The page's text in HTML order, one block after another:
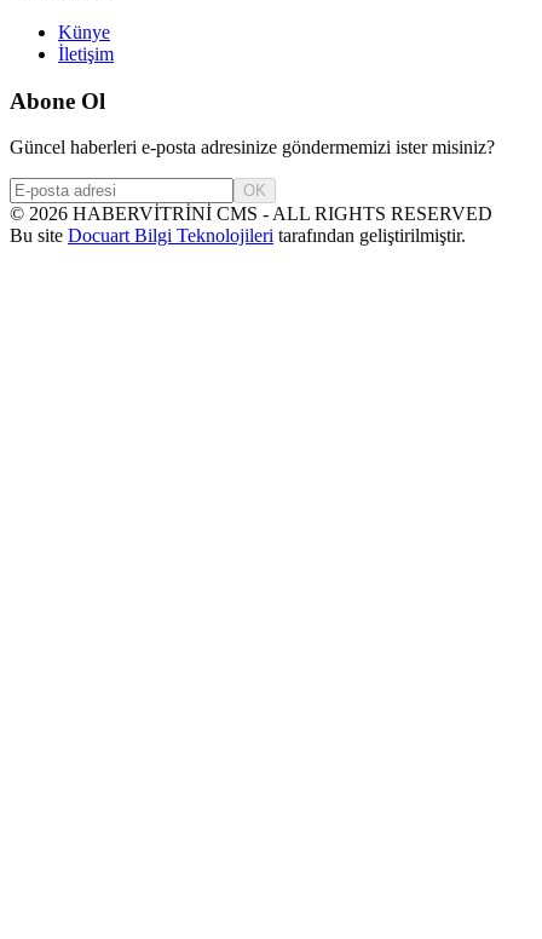
Künye
İletişim
Abone Ol
Güncel haberleri e-posta adresinize göndermemizi ister misiniz?
OK
© 2026 HABERVİTRİNİ CMS - ALL RIGHTS RESERVED
Bu site Docuart Bilgi Teknolojileri tarafından geliştirilmiştir.